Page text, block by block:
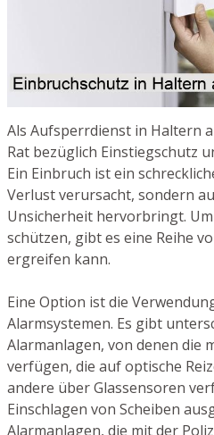
Als Aufsperrdienst in Haltern
Rat bezüglich Einstiegschutz
Ein Einbruch ist ein
Verlust verursacht, sondern
Unsicherheit hervorbringt.
schützen, gibt es eine Reihe
ergreifen kann.
Eine Option ist die
Alarmsystemen. Es gibt
Alarmanlagen, von denen die
verfügen, die auf optische
andere über Glassensoren
Einschlagen von Scheiben
Alarmanlagen, die mit der